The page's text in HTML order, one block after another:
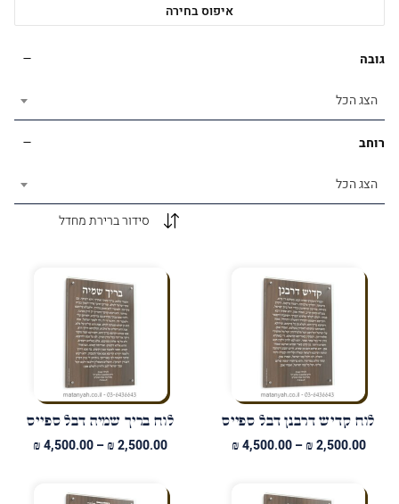
איפוס בחירה
גובה
הצג הכל
רוחב
הצג הכל
לוח קדיש דרבנן דבל ספייס
₪2,500.00
–
₪4,500.00
לוח בריך שמיה דבל ספייס
₪2,500.00
–
₪4,500.00 טווח